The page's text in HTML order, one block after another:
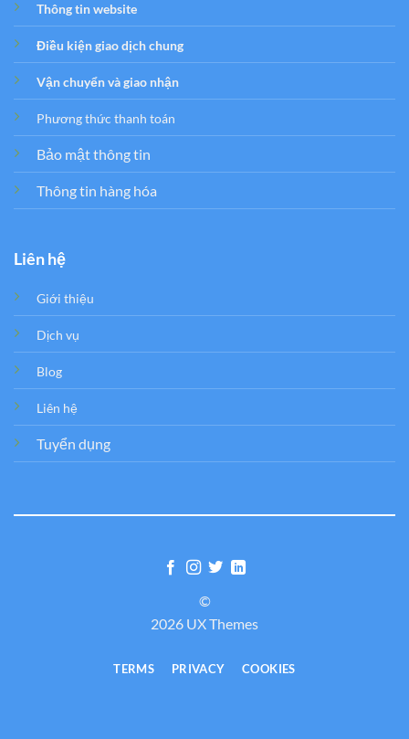
Thông tin website
Điều kiện giao dịch chung
Vận chuyển và giao nhận
Phương thức thanh toán
Bảo mật thông tin
Thông tin hàng hóa
Liên hệ
Giới thiệu
Dịch vụ
Blog
Liên hệ
Tuyển dụng
©
2026 UX Themes
TERMS PRIVACY COOKIES